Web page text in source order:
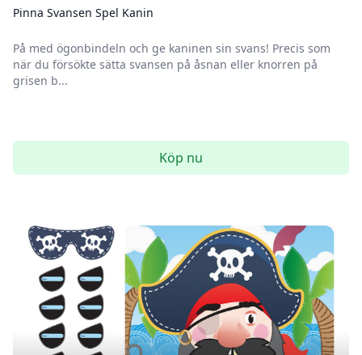
Pinna Svansen Spel Kanin
På med ögonbindeln och ge kaninen sin svans! Precis som
när du försökte sätta svansen på åsnan eller knorren på
grisen b...
Köp nu